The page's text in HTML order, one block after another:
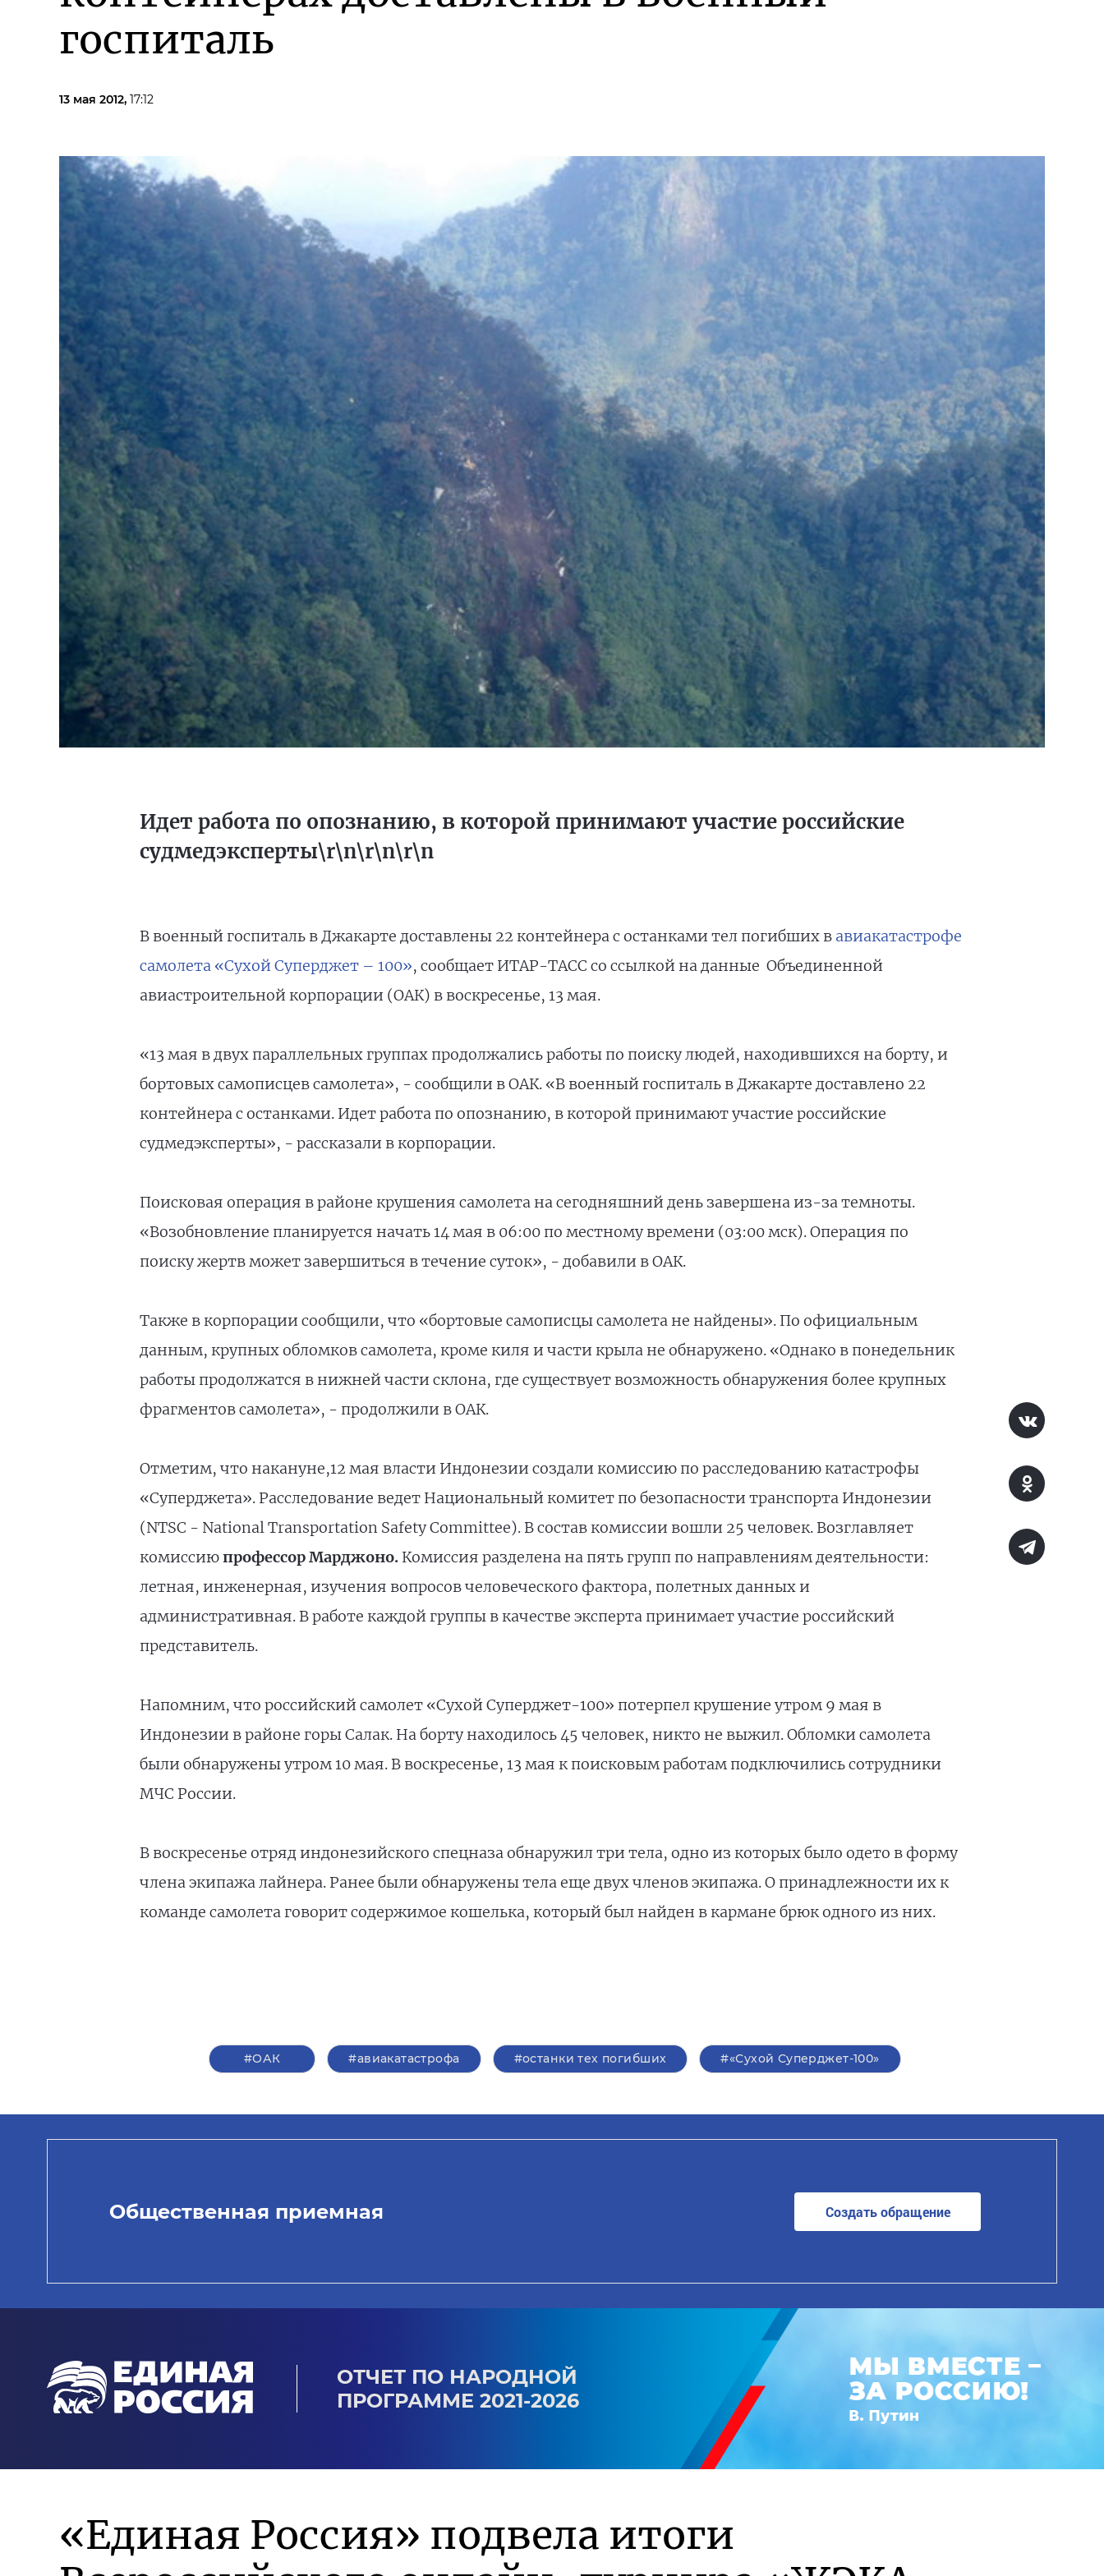
госпиталь
13 мая 2012, 17:12
Идет работа по опознанию, в которой принимают участие российские
судмедэксперты\r\n\r\n\r\n
В военный госпиталь в Джакарте доставлены 22 контейнера с останками тел погибших в авиакатастрофе
самолета «Сухой Суперджет – 100», сообщает ИТАР-ТАСС со ссылкой на данные Объединенной
авиастроительной корпорации (ОАК) в воскресенье, 13 мая.
«13 мая в двух параллельных группах продолжались работы по поиску людей, находившихся на борту, и
бортовых самописцев самолета», - сообщили в ОАК. «В военный госпиталь в Джакарте доставлено 22
контейнера с останками. Идет работа по опознанию, в которой принимают участие российские
судмедэксперты», - рассказали в корпорации.
Поисковая операция в районе крушения самолета на сегодняшний день завершена из-за темноты.
«Возобновление планируется начать 14 мая в 06:00 по местному времени (03:00 мск). Операция по
поиску жертв может завершиться в течение суток», - добавили в ОАК.
Также в корпорации сообщили, что «бортовые самописцы самолета не найдены». По официальным
данным, крупных обломков самолета, кроме киля и части крыла не обнаружено. «Однако в понедельник
работы продолжатся в нижней части склона, где существует возможность обнаружения более крупных
фрагментов самолета», - продолжили в ОАК.
Отметим, что накануне,12 мая власти Индонезии создали комиссию по расследованию катастрофы
«Суперджета». Расследование ведет Национальный комитет по безопасности транспорта Индонезии
(NTSC - National Transportation Safety Committee). В состав комиссии вошли 25 человек. Возглавляет
комиссиюпрофессор Марджоно.Комиссия разделена на пять групп по направлениям деятельности:
летная, инженерная, изучения вопросов человеческого фактора, полетных данных и
административная. В работе каждой группы в качестве эксперта принимает участие российский
представитель.
Напомним, что российский самолет «Сухой Суперджет-100» потерпел крушение утром 9 мая в
Индонезии в районе горы Салак. На борту находилось 45 человек, никто не выжил. Обломки самолета
были обнаружены утром 10 мая. В воскресенье, 13 мая к поисковым работам подключились сотрудники
МЧС России.
В воскресенье отряд индонезийского спецназа обнаружил три тела, одно из которых было одето в форму
члена экипажа лайнера. Ранее были обнаружены тела еще двух членов экипажа. О принадлежности их к
команде самолета говорит содержимое кошелька, который был найден в кармане брюк одного из них.
#ОАК #авиакатастрофа #останки тех погибших #«Сухой Суперджет-100»
Общественная приемная Создать обращение
ОТЧЕТ ПО НАРОДНОЙ
ПРОГРАММЕ 2021-2026
«Единая Россия» подвела итоги